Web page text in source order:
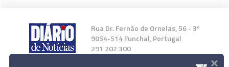
Rua Dr. Fernão de Ornelas, 56 - 3º
9054-514 Funchal, Portugal
291 202 300
×